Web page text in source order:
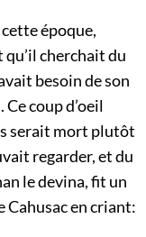
époque,
cherchait du
besoin de son
coup d’oeil
serait mort plutôt
regarder, et du
le devina, fit un
Cahusac en criant: